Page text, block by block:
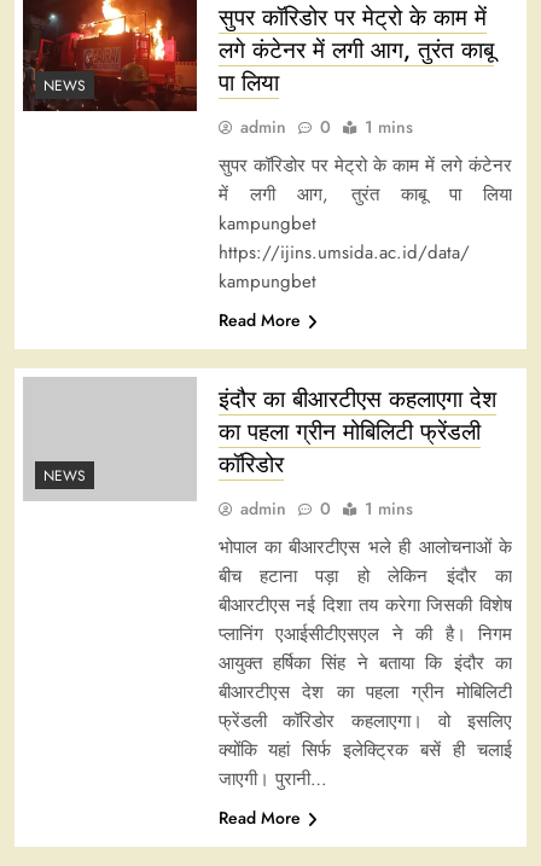
NEWS
सुपर कॉरिडोर पर मेट्रो के काम में
लगे कंटेनर में लगी आग, तुरंत काबू
पा लिया
admin 0 1 mins
सुपर कॉरिडोर पर मेट्रो के काम में लगे कंटेनर
में लगी आग, तुरंत काबू पा लिया
kampungbet
https://ijins.umsida.ac.id/data/
kampungbet
Read More
NEWS
इंदौर का बीआरटीएस कहलाएगा देश
का पहला ग्रीन मोबिलिटी फ्रेंडली
कॉरिडोर
admin 0 1 mins
भोपाल का बीआरटीएस भले ही आलोचनाओं के
बीच हटाना पड़ा हो लेकिन इंदौर का
बीआरटीएस नई दिशा तय करेगा जिसकी विशेष
प्लानिंग एआईसीटीएसएल ने की है। निगम
आयुक्त हर्षिका सिंह ने बताया कि इंदौर का
बीआरटीएस देश का पहला ग्रीन मोबिलिटी
फ्रेंडली कॉरिडोर कहलाएगा। वो इसलिए
क्योंकि यहां सिर्फ इलेक्ट्रिक बसें ही चलाई
जाएगी। पुरानी…
Read More